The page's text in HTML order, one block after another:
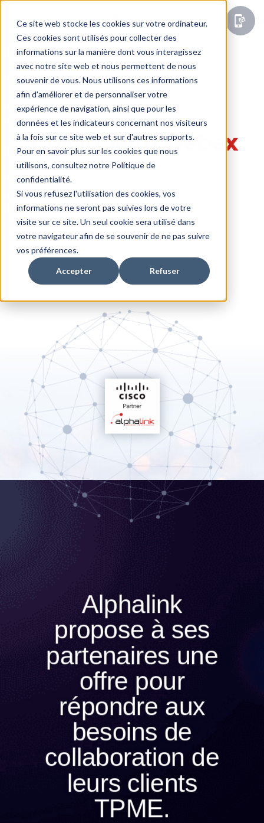
Ce site web stocke les cookies sur votre ordinateur.
Ces cookies sont utilisés pour collecter des
informations sur la manière dont vous interagissez
avec notre site web et nous permettent de nous
souvenir de vous. Nous utilisons ces informations
afin d'améliorer et de personnaliser votre
expérience de navigation, ainsi que pour les
données et les indicateurs concernant nos visiteurs
à la fois sur ce site web et sur d'autres supports.
Pour en savoir plus sur les cookies que nous
utilisons, consultez notre Politique de
confidentialité.
Si vous refusez l'utilisation des cookies, vos
informations ne seront pas suivies lors de votre
visite sur ce site. Un seul cookie sera utilisé dans
votre navigateur afin de se souvenir de ne pas suivre
vos préférences.
Accepter Refuser
Nos solutions
Collab' withWebex
La solution de téléphonie et de
collaboration unifiée.
Alphalink
propose à ses
partenaires une
offre pour
répondre aux
besoins de
collaboration de
leurs clients
TPME.